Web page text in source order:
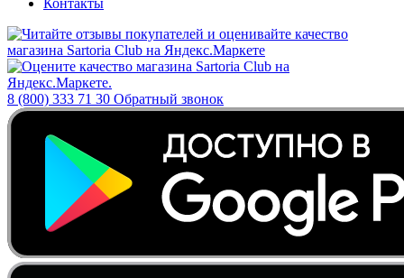
Контакты
8 (800) 333 71 30 Обратный звонок